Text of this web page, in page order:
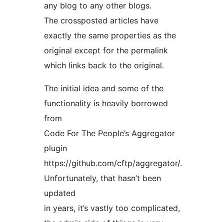
any blog to any other blogs.
The crossposted articles have
exactly the same properties as the
original except for the permalink
which links back to the original.
The initial idea and some of the
functionality is heavily borrowed
from
Code For The People’s Aggregator
plugin
https://github.com/cftp/aggregator/.
Unfortunately, that hasn’t been
updated
in years, it’s vastly too complicated,